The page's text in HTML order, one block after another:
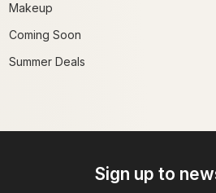
Makeup
Coming Soon
Summer Deals
Sign up to